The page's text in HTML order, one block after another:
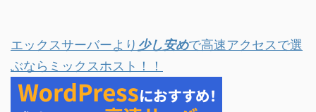
エックスサーバーより 少し安めで高速アクセスで選
ぶならミックスホスト！！